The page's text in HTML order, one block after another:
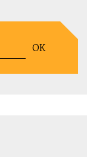
OK